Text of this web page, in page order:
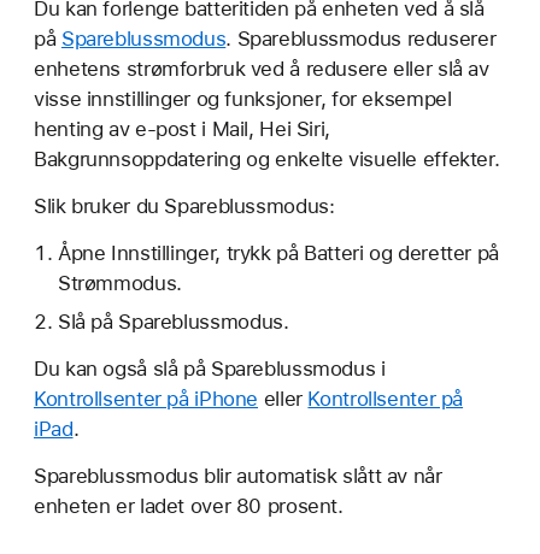
Du kan forlenge batteritiden på enheten ved å slå
på Spareblussmodus. Spareblussmodus reduserer
enhetens strømforbruk ved å redusere eller slå av
visse innstillinger og funksjoner, for eksempel
henting av e-post i Mail, Hei Siri,
Bakgrunnsoppdatering og enkelte visuelle effekter.
Slik bruker du Spareblussmodus:
Åpne Innstillinger, trykk på Batteri og deretter på
Strømmodus.
Slå på Spareblussmodus.
Du kan også slå på Spareblussmodus i
Kontrollsenter på iPhone eller Kontrollsenter på
iPad.
Spareblussmodus blir automatisk slått av når
enheten er ladet over 80 prosent.